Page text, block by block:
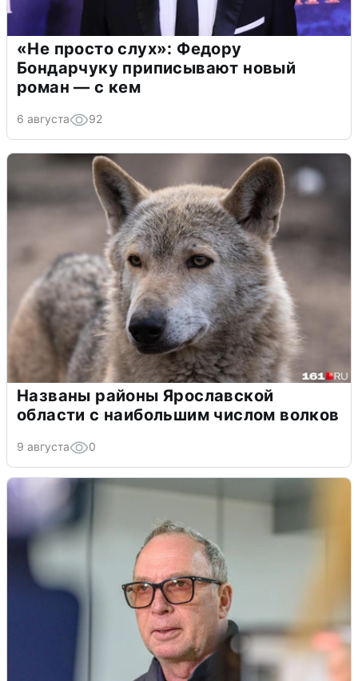
«Не просто слух»: Федору
Бондарчуку приписывают новый
роман — с кем
6 августа 92
Названы районы Ярославской
области с наибольшим числом волков
9 августа 0